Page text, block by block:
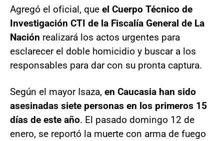
Agregó el oficial, que el Cuerpo Técnico de
Investigación CTI de la Fiscalía General de La
Nación realizará los actos urgentes para
esclarecer el doble homicidio y buscar a los
responsables para dar con su pronta captura.
Según el mayor Isaza, en Caucasia han sido
asesinadas siete personas en los primeros 15
días de este año. El pasado domingo 12 de
enero, se reportó la muerte con arma de fuego